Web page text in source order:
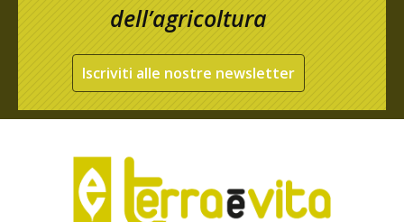
dell’agricoltura
Iscriviti alle nostre newsletter